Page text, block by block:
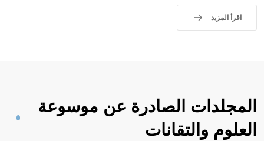
اقرأ المزيد
المجلدات الصادرة عن موسوعة
العلوم والتقانات